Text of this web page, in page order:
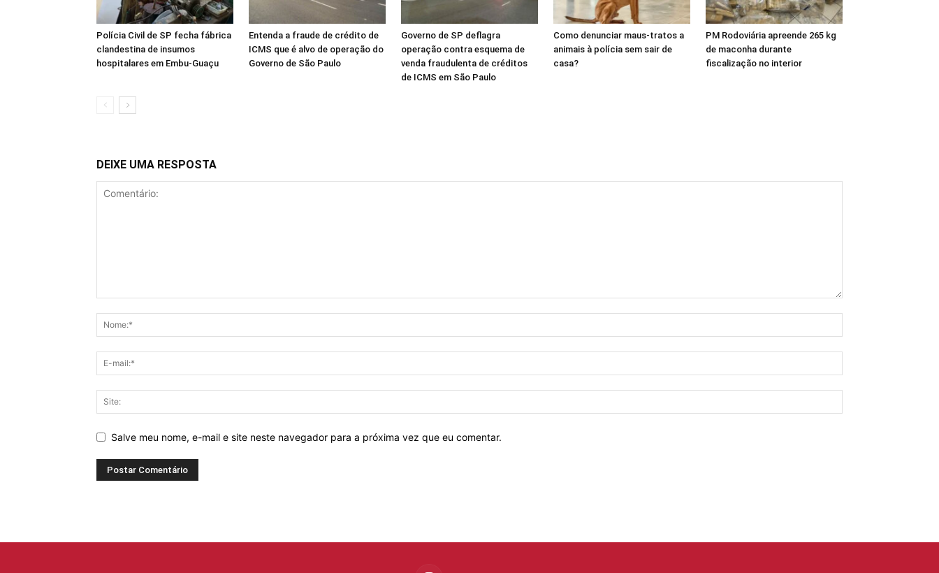
Polícia Civil de SP fecha fábrica
clandestina de insumos
hospitalares em Embu-Guaçu
Entenda a fraude de crédito de
ICMS que é alvo de operação do
Governo de São Paulo
Governo de SP deflagra
operação contra esquema de
venda fraudulenta de créditos
de ICMS em São Paulo
Como denunciar maus-tratos a
animais à polícia sem sair de
casa?
PM Rodoviária apreende 265 kg
de maconha durante
fiscalização no interior
DEIXE UMA RESPOSTA
Salve meu nome, e-mail e site neste navegador para a próxima vez que eu comentar.